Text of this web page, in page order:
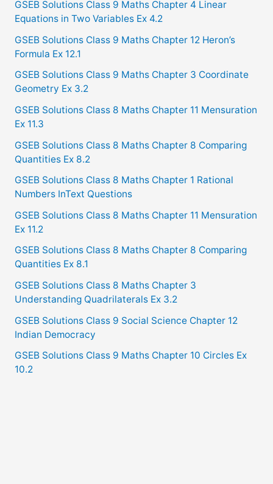
h
f
o
r
GSEB Solutions Class 9 Maths Chapter 4 Linear
Equations in Two Variables Ex 4.2
GSEB Solutions Class 9 Maths Chapter 12 Heron’s
Formula Ex 12.1
GSEB Solutions Class 9 Maths Chapter 3 Coordinate
Geometry Ex 3.2
GSEB Solutions Class 8 Maths Chapter 11 Mensuration
Ex 11.3
GSEB Solutions Class 8 Maths Chapter 8 Comparing
Quantities Ex 8.2
GSEB Solutions Class 8 Maths Chapter 1 Rational
Numbers InText Questions
GSEB Solutions Class 8 Maths Chapter 11 Mensuration
Ex 11.2
GSEB Solutions Class 8 Maths Chapter 8 Comparing
Quantities Ex 8.1
GSEB Solutions Class 8 Maths Chapter 3
Understanding Quadrilaterals Ex 3.2
GSEB Solutions Class 9 Social Science Chapter 12
Indian Democracy
GSEB Solutions Class 9 Maths Chapter 10 Circles Ex
10.2